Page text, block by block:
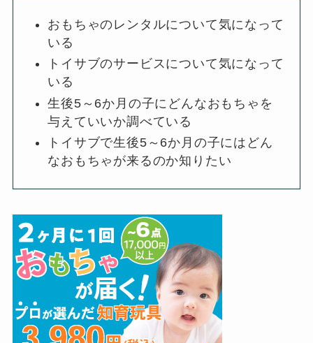
おもちゃのレンタルについて気になって
いる
トイサブのサービスについて気になって
いる
生後5～6か月の子にどんなおもちゃを
与えていいか調べている
トイサブで生後5～6か月の子にはどん
なおもちゃが来るのか知りたい